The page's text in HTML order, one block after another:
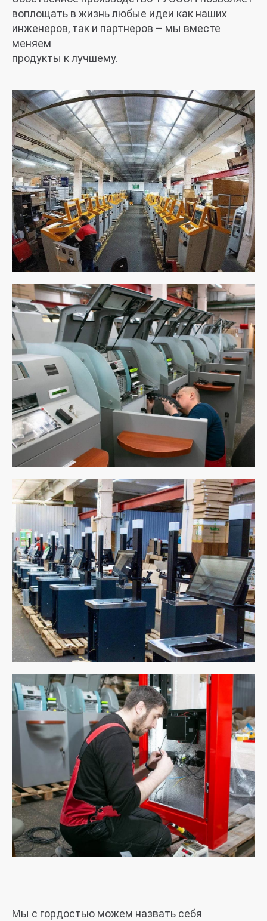
воплощать в жизнь любые идеи как наших
инженеров, так и партнеров – мы вместе
меняем
продукты к лучшему.
Мы с гордостью можем назвать себя